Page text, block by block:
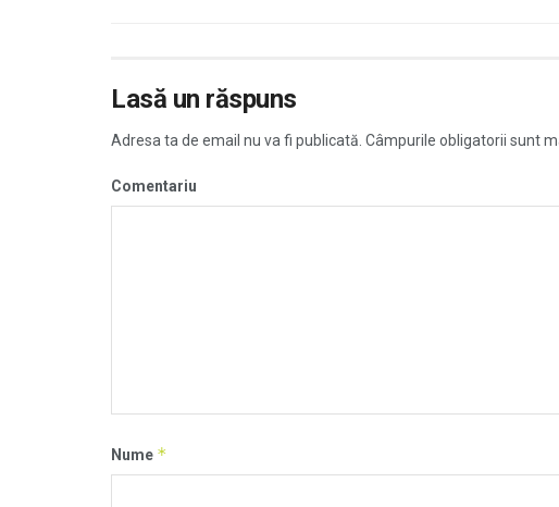
Lasă un răspuns
Adresa ta de email nu va fi publicată. Câmpurile obligatorii sunt
Comentariu
Nume *